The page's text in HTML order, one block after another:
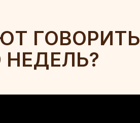
ГОВОРИТЬ